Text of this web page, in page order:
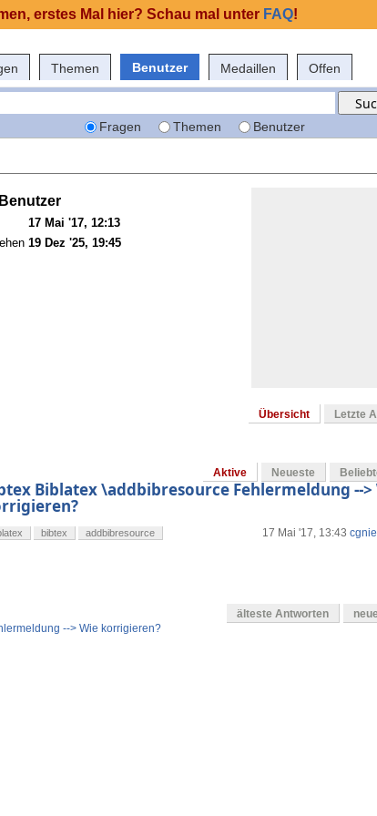
Themen Benutzer Medaillen Offen
Fragen Themen Benutzer
17 Mai '17, 12:13
19 Dez '25, 19:45
Übersicht Letzte
Aktive Neueste
Biblatex \addbibresource Fehlermeldung -->
17 Mai '17, 13:43
bibtex addbibresource
älteste Antworten
--> Wie korrigieren?
erstes Mal hier? Schau mal unter FAQ!